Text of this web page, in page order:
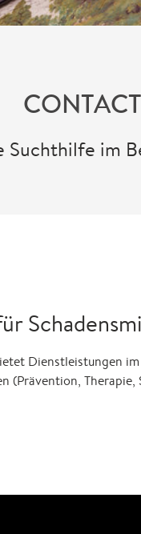
Suchthilfe im
Dienstleistungen
(Prävention, Therapie,